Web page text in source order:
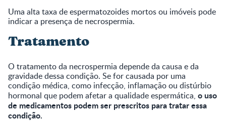
Uma alta taxa de espermatozoides mortos ou imóveis pode
indicar a presença de necrospermia.
Tratamento
O tratamento da necrospermia depende da causa e da
gravidade dessa condição. Se for causada por uma
condição médica, como infecção, inflamação ou distúrbio
hormonal que podem afetar a qualidade espermática, o uso
de medicamentos podem ser prescritos para tratar essa
condição.